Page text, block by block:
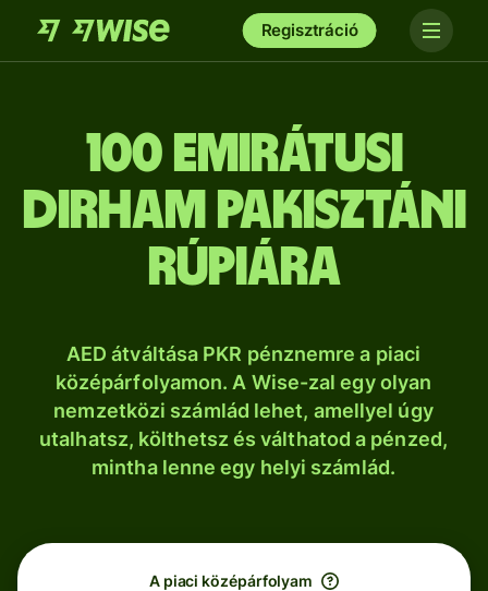
Regisztráció
100 emirátusi
dirham pakisztáni
rúpiára
AED átváltása PKR pénznemre a piaci
középárfolyamon. A Wise-zal egy olyan
nemzetközi számlád lehet, amellyel úgy
utalhatsz, költhetsz és válthatod a pénzed,
mintha lenne egy helyi számlád.
A piaci középárfolyam